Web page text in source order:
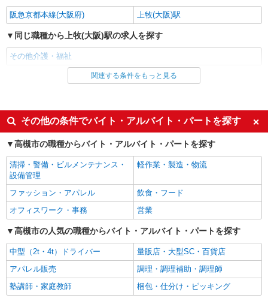
阪急京都本線(大阪府) 上牧(大阪)駅
同じ職種から上牧(大阪)駅の求人を探す
その他介護・福祉
同じ雇用形態から上牧(大阪)駅の求人を探す
同じ特徴から上牧(大阪)駅の求人を探す
入社日応相談
未経験歓迎
経験者・有資格者歓迎
新卒・第二新卒歓迎
女性活躍中
フリーター歓迎
学歴不問
ブランクOK
ミドル（40代～）活躍中
エルダー（50代～）活躍中
シニア（60代～）活躍中
高収入・高額
ボーナス・賞与あり
昇給あり
完全週休2日制
フルタイム歓迎
禁煙・分煙
駅直結・駅チカ
車通勤OK
関連する条件をもっと見る
その他の条件でバイト・アルバイト・パートを探す
高槻市の職種からバイト・アルバイト・パートを探す
清掃・警備・ビルメンテナンス・
設備管理
軽作業・製造・物流
ファッション・アパレル
飲食・フード
オフィスワーク・事務
営業
高槻市の人気の職種からバイト・アルバイト・パートを探す
中型（2t・4t）ドライバー
量販店・大型SC・百貨店
アパレル販売
調理・調理補助・調理師
塾講師・家庭教師
梱包・仕分け・ピッキング